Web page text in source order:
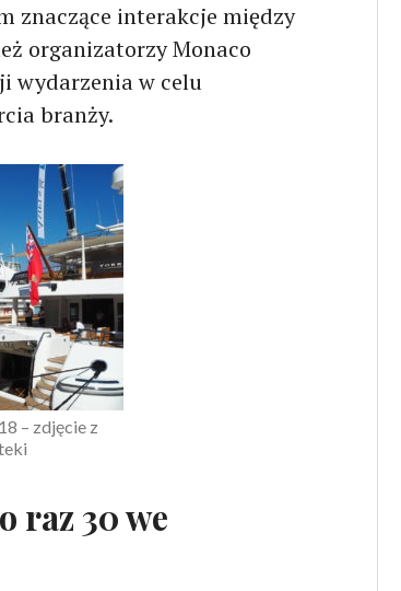
znaczące interakcje między
organizatorzy Monaco
wydarzenia w celu
branży.
– zdjęcie z
raz 30 we